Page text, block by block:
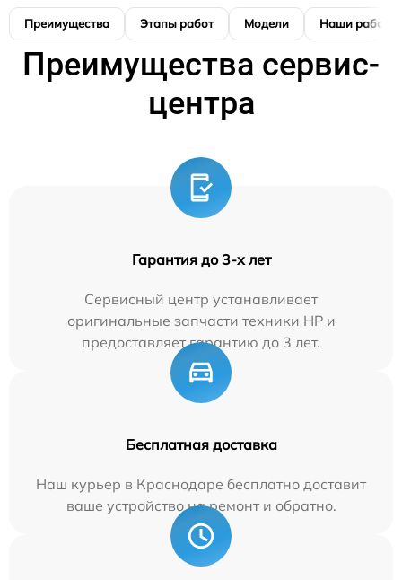
Преимущества Этапы работ Модели Наши работы
Преимущества сервис-
центра
Гарантия до 3-х лет
Сервисный центр устанавливает
оригинальные запчасти техники HP и
предоставляет гарантию до 3 лет.
Бесплатная доставка
Наш курьер в Краснодаре бесплатно доставит
ваше устройство на ремонт и обратно.